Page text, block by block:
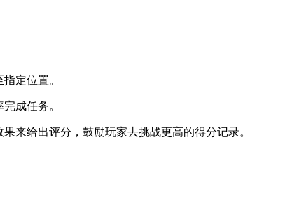
定位置。
成任务。
来给出评分，鼓励玩家去挑战更高的得分记录。